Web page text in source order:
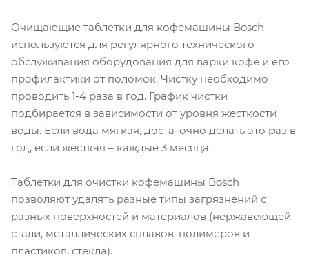
Очищающие таблетки для кофемашины Bosch
используются для регулярного технического
обслуживания оборудования для варки кофе и его
профилактики от поломок. Чистку необходимо
проводить 1-4 раза в год. График чистки
подбирается в зависимости от уровня жесткости
воды. Если вода мягкая, достаточно делать это раз в
год, если жесткая – каждые 3 месяца.
Таблетки для очистки кофемашины Bosch
позволяют удалять разные типы загрязнений с
разных поверхностей и материалов (нержавеющей
стали, металлических сплавов, полимеров и
пластиков, стекла).